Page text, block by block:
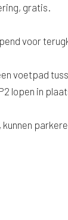
gratis.
voor
voetpad
lopen in